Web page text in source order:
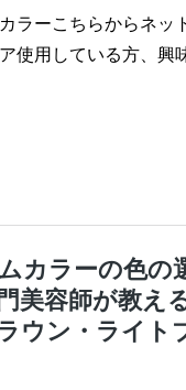
ラーこちらからネッ
使用している方、興